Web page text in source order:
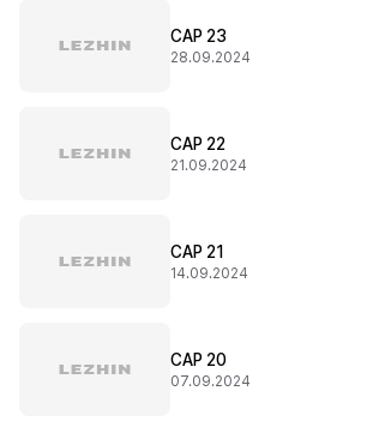
CAP 23
28.09.2024
CAP 22
21.09.2024
CAP 21
14.09.2024
CAP 20
07.09.2024